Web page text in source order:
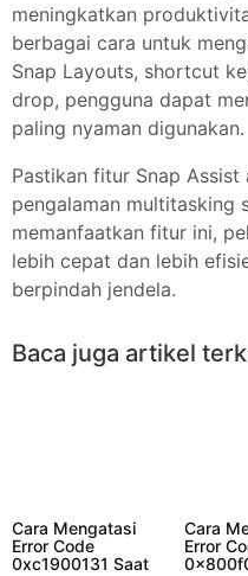
meningkatkan
berbagai cara untuk
Snap Layouts, shortcut
drop, pengguna dapat
paling nyaman digunakan.
Pastikan fitur Snap
pengalaman multitasking
memanfaatkan fitur ini,
lebih cepat dan lebih
berpindah jendela.
Baca juga artikel
Cara Mengatasi
Error Code
0xc1900131 Saat
Cara
Error